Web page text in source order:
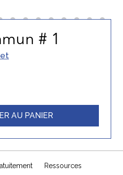
# 1
AU PANIER
Ressources